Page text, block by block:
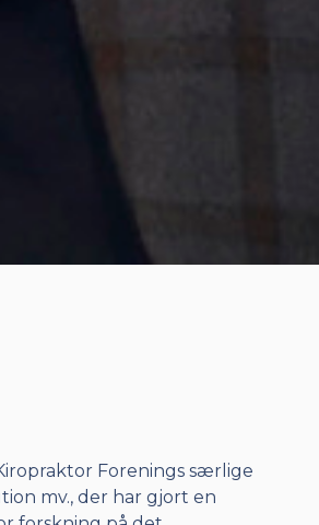
Forenings særlige
mv., der har gjort en